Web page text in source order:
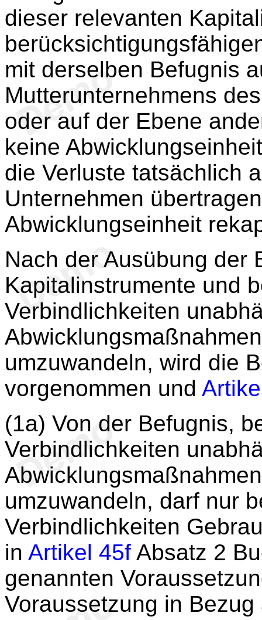
dieser relevanten
mit derselben Befugnis
Mutterunternehmens
oder auf der Ebene
keine
die Verluste tatsächlich
Unternehmen
Abwicklungseinheit
Nach der Ausübung der
Kapitalinstrumente und
Verbindlichkeiten
umzuwandeln, wird die
vorgenommen und
(1a) Von der Befugnis,
Verbindlichkeiten
umzuwandeln, darf nur
Verbindlichkeiten
in Artikel 45f Absatz 2
genannten
Voraussetzung in